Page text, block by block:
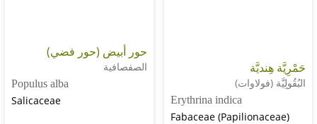
Erythrina indica
Fabaceae
حور أبيض (حور فضي)
Populus alba